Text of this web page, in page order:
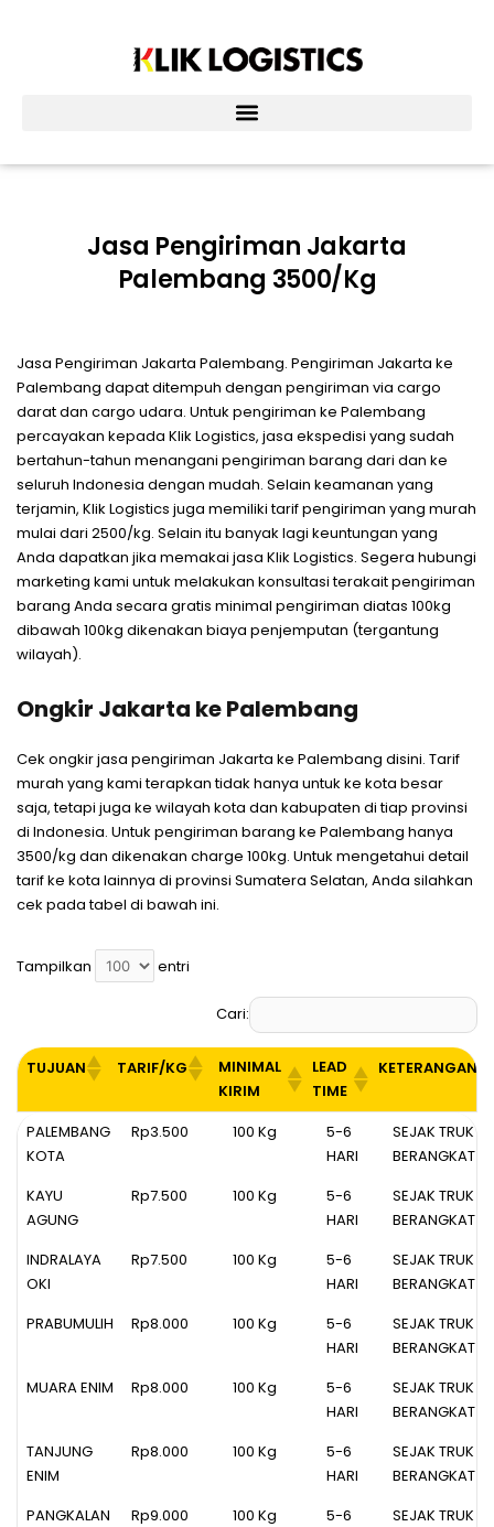
Jasa Pengiriman Jakarta
Palembang 3500/kg
Jasa Pengiriman Jakarta Palembang. Pengiriman Jakarta ke
Palembang dapat ditempuh dengan pengiriman via cargo
darat dan cargo udara. Untuk pengiriman ke Palembang
percayakan kepada Klik Logistics, jasa ekspedisi yang sudah
bertahun-tahun menangani pengiriman barang dari dan ke
seluruh Indonesia dengan mudah. Selain keamanan yang
terjamin, Klik Logistics juga memiliki tarif pengiriman yang murah
mulai dari 2500/kg. Selain itu banyak lagi keuntungan yang
Anda dapatkan jika memakai jasa Klik Logistics. Segera hubungi
marketing kami untuk melakukan konsultasi terakait pengiriman
barang Anda secara gratis minimal pengiriman diatas 100kg
dibawah 100kg dikenakan biaya penjemputan (tergantung
wilayah).
Ongkir Jakarta ke Palembang
Cek ongkir jasa pengiriman Jakarta ke Palembang disini. Tarif
murah yang kami terapkan tidak hanya untuk ke kota besar
saja, tetapi juga ke wilayah kota dan kabupaten di tiap provinsi
di Indonesia. Untuk pengiriman barang ke Palembang hanya
3500/kg dan dikenakan charge 100kg. Untuk mengetahui detail
tarif ke kota lainnya di provinsi Sumatera Selatan, Anda silahkan
cek pada tabel di bawah ini.
Tampilkan entri
Cari:
TUJUAN TARIF/KG
MINIMAL
KIRIM
LEAD
TIME
KETERANGAN
TUJUAN TARIF/KG
MINIMAL
LEAD
TIME
KETERANGAN
PALEMBANG
KOTA
Rp3.500 100 Kg
5-6
HARI
SEJAK TRUK
BERANGKAT
KAYU
AGUNG
Rp7.500 100 Kg
5-6
HARI
SEJAK TRUK
BERANGKAT
INDRALAYA
OKI
Rp7.500 100 Kg
5-6
HARI
SEJAK TRUK
BERANGKAT
PRABUMULIH
Rp8.000 100 Kg
5-6
HARI
SEJAK TRUK
BERANGKAT
MUARA ENIM
Rp8.000 100 Kg
5-6
HARI
SEJAK TRUK
BERANGKAT
TANJUNG
ENIM
Rp8.000 100 Kg
5-6
HARI
SEJAK TRUK
BERANGKAT
PANGKALAN
Rp9.000 100 Kg
5-6
SEJAK TRUK